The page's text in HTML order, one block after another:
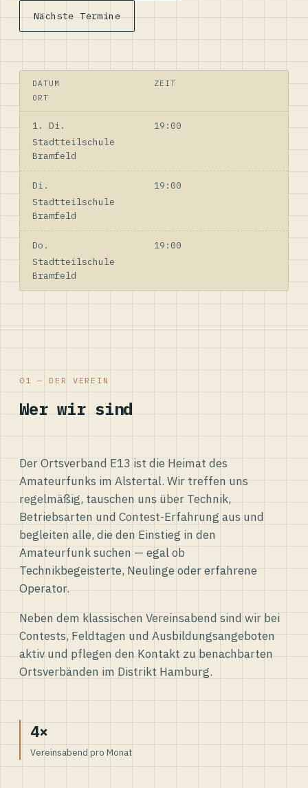
Nächste Termine
DATUM
ZEIT
ORT
1. Di.
19:00
Stadtteilschule
Bramfeld
Di.
19:00
Stadtteilschule
Bramfeld
Do.
19:00
Stadtteilschule
Bramfeld
01 — DER VEREIN
Wer wir sind
Der Ortsverband E13 ist die Heimat des
Amateurfunks im Alstertal. Wir treffen uns
regelmäßig, tauschen uns über Technik,
Betriebsarten und Contest-Erfahrung aus und
begleiten alle, die den Einstieg in den
Amateurfunk suchen — egal ob
Technikbegeisterte, Neulinge oder erfahrene
Operator.
Neben dem klassischen Vereinsabend sind wir bei
Contests, Feldtagen und Ausbildungsangeboten
aktiv und pflegen den Kontakt zu benachbarten
Ortsverbänden im Distrikt Hamburg.
4×
Vereinsabend pro Monat